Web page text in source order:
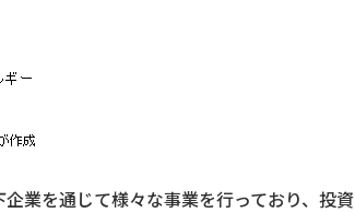
業を通じて様々な事業を行っており、投資